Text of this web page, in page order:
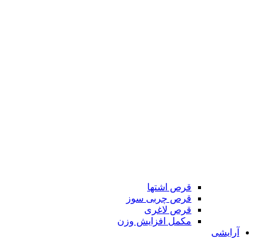
قرص اشتها
قرص چربی سوز
قرص لاغری
مکمل افزایش وزن
آرایشی